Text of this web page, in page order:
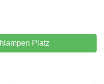
Platz